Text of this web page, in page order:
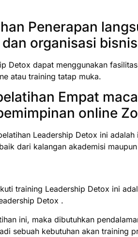
Penerapan
organisasi
Detox dapat menggunakan
atau training tatap muka.
Empat
online
Leadership Detox ini
dari kalangan akademisi
training Leadership Detox ini
Detox .
ini, maka dibutuhkan
sebuah kebutuhan akan training